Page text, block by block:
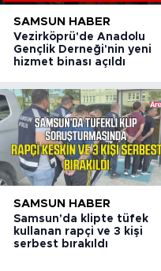
SAMSUN HABER
Vezirköprü'de Anadolu
Gençlik Derneği'nin yeni
hizmet binası açıldı
SAMSUN HABER
Samsun'da klipte tüfek
kullanan rapçi ve 3 kişi
serbest bırakıldı